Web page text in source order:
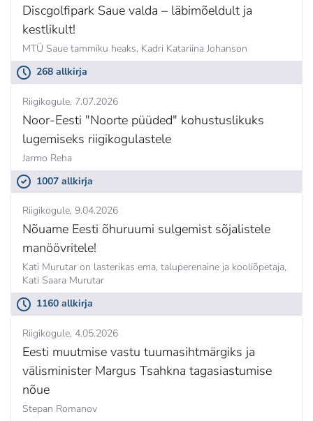
Discgolfipark Saue valda – läbimõeldult ja
kestlikult!
MTÜ Saue tammiku heaks, Kadri Katariina Johanson
268 allkirja
Riigikogule 7.07.2026
Noor-Eesti "Noorte püüded" kohustuslikuks
lugemiseks riigikogulastele
Jarmo Reha
1007 allkirja
Riigikogule 9.04.2026
Nõuame Eesti õhuruumi sulgemist sõjalistele
manöövritele!
Kati Murutar on lasterikas ema, taluperenaine ja kooliõpetaja,
Kati Saara Murutar
1160 allkirja
Riigikogule 4.05.2026
Eesti muutmise vastu tuumasihtmärgiks ja
välisminister Margus Tsahkna tagasiastumise
nõue
Stepan Romanov